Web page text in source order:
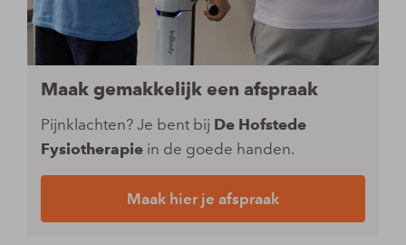
Maak gemakkelijk een afspraak
Pijnklachten? Je bent bij De Hofstede
Fysiotherapie in de goede handen.
Maak hier je afspraak